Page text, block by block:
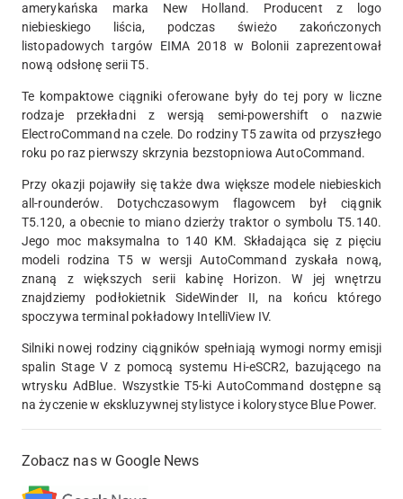
amerykańska marka New Holland. Producent z logo
niebieskiego liścia, podczas świeżo zakończonych
listopadowych targów EIMA 2018 w Bolonii zaprezentował
nową odsłonę serii T5.
Te kompaktowe ciągniki oferowane były do tej pory w liczne
rodzaje przekładni z wersją semi-powershift o nazwie
ElectroCommand na czele. Do rodziny T5 zawita od przyszłego
roku po raz pierwszy skrzynia bezstopniowa AutoCommand.
Przy okazji pojawiły się także dwa większe modele niebieskich
all-rounderów. Dotychczasowym flagowcem był ciągnik
T5.120, a obecnie to miano dzierży traktor o symbolu T5.140.
Jego moc maksymalna to 140 KM. Składająca się z pięciu
modeli rodzina T5 w wersji AutoCommand zyskała nową,
znaną z większych serii kabinę Horizon. W jej wnętrzu
znajdziemy podłokietnik SideWinder II, na końcu którego
spoczywa terminal pokładowy IntelliView IV.
Silniki nowej rodziny ciągników spełniają wymogi normy emisji
spalin Stage V z pomocą systemu Hi-eSCR2, bazującego na
wtrysku AdBlue. Wszystkie T5-ki AutoCommand dostępne są
na życzenie w ekskluzywnej stylistyce i kolorystyce Blue Power.
Zobacz nas w Google News